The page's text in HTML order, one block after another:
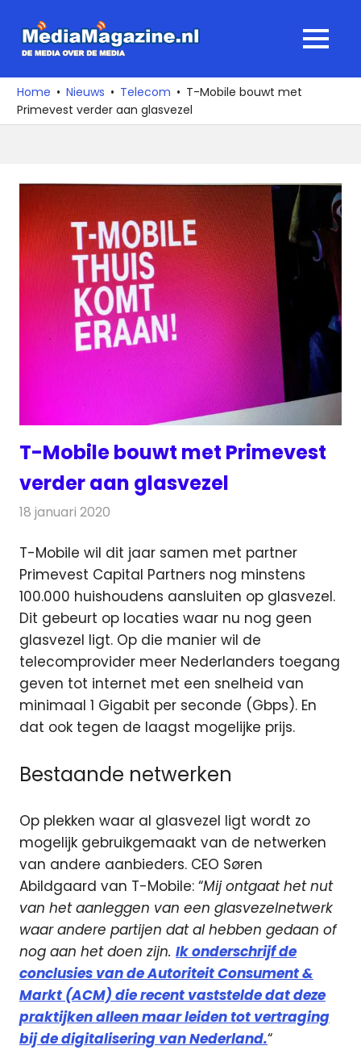
naar
media
over
de
MENU
Home Nieuws Telecom
T-Mobile bouwt met
Primevest verder aan glasvezel
T-Mobile bouwt met Primevest
verder aan glasvezel
18 januari 2020
T-Mobile wil dit jaar samen met partner
Primevest Capital Partners nog minstens
100.000 huishoudens aansluiten op glasvezel.
Dit gebeurt op locaties waar nu nog geen
glasvezel ligt. Op die manier wil de
telecomprovider meer Nederlanders toegang
geven tot internet met een snelheid van
minimaal 1 Gigabit per seconde (Gbps). En
dat ook tegen de laagst mogelijke prijs.
Bestaande netwerken
Op plekken waar al glasvezel ligt wordt zo
mogelijk gebruikgemaakt van de netwerken
van andere aanbieders. CEO Søren
Abildgaard van T-Mobile: “Mij ontgaat het nut
van het aanleggen van een glasvezelnetwerk
waar andere partijen dat al hebben gedaan of
nog aan het doen zijn. Ik onderschrijf de
conclusies van de Autoriteit Consument &
Markt (ACM) die recent vaststelde dat deze
praktijken alleen maar leiden tot vertraging
bij de digitalisering van Nederland.“